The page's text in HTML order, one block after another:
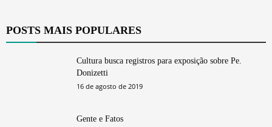
POSTS MAIS POPULARES
Cultura busca registros para exposição sobre Pe.
Donizetti
16 de agosto de 2019
Gente e Fatos